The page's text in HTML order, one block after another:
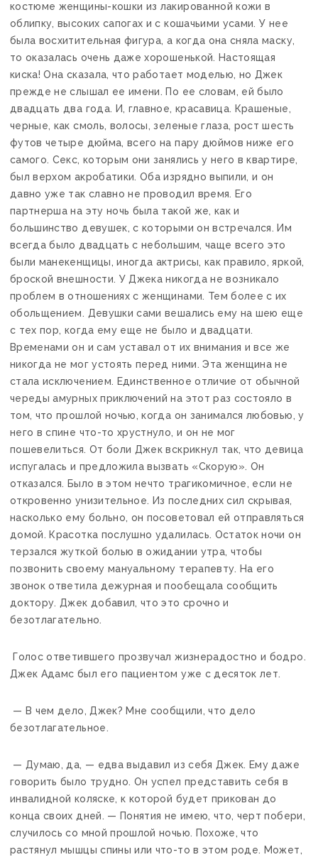
костюме женщины-кошки из лакированной кожи в
облипку, высоких сапогах и с кошачьими усами. У нее
была восхитительная фигура, а когда она сняла маску,
то оказалась очень даже хорошенькой. Настоящая
киска! Она сказала, что работает моделью, но Джек
прежде не слышал ее имени. По ее словам, ей было
двадцать два года. И, главное, красавица. Крашеные,
черные, как смоль, волосы, зеленые глаза, рост шесть
футов четыре дюйма, всего на пару дюймов ниже его
самого. Секс, которым они занялись у него в квартире,
был верхом акробатики. Оба изрядно выпили, и он
давно уже так славно не проводил время. Его
партнерша на эту ночь была такой же, как и
большинство девушек, с которыми он встречался. Им
всегда было двадцать с небольшим, чаще всего это
были манекенщицы, иногда актрисы, как правило, яркой,
броской внешности. У Джека никогда не возникало
проблем в отношениях с женщинами. Тем более с их
обольщением. Девушки сами вешались ему на шею еще
с тех пор, когда ему еще не было и двадцати.
Временами он и сам уставал от их внимания и все же
никогда не мог устоять перед ними. Эта женщина не
стала исключением. Единственное отличие от обычной
череды амурных приключений на этот раз состояло в
том, что прошлой ночью, когда он занимался любовью, у
него в спине что-то хрустнуло, и он не мог
пошевелиться. От боли Джек вскрикнул так, что девица
испугалась и предложила вызвать «Скорую». Он
отказался. Было в этом нечто трагикомичное, если не
откровенно унизительное. Из последних сил скрывая,
насколько ему больно, он посоветовал ей отправляться
домой. Красотка послушно удалилась. Остаток ночи он
терзался жуткой болью в ожидании утра, чтобы
позвонить своему мануальному терапевту. На его
звонок ответила дежурная и пообещала сообщить
доктору. Джек добавил, что это срочно и
безотлагательно.
Голос ответившего прозвучал жизнерадостно и бодро.
Джек Адамс был его пациентом уже с десяток лет.
— В чем дело, Джек? Мне сообщили, что дело
безотлагательное.
— Думаю, да, — едва выдавил из себя Джек. Ему даже
говорить было трудно. Он успел представить себя в
инвалидной коляске, к которой будет прикован до
конца своих дней. — Понятия не имею, что, черт побери,
случилось со мной прошлой ночью. Похоже, что
растянул мышцы спины или что-то в этом роде. Может,